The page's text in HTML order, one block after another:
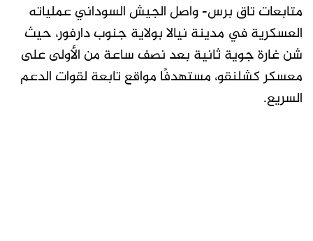
متابعات تاق برس- واصل الجيش السوداني عملياته
العسكرية في مدينة نيالا بولاية جنوب دارفور، حيث
شن غارة جوية ثانية بعد نصف ساعة من الأولى على
معسكر كشلنقو، مستهدفًا مواقع تابعة لقوات الدعم
السريع.